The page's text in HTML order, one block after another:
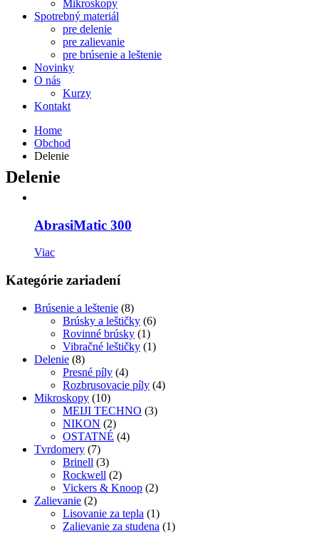
Mikroskopy
Spotrebný materiál
pre delenie
pre zalievanie
pre brúsenie a leštenie
Novinky
O nás
Kurzy
Kontakt
Home
Obchod
Delenie
Delenie
AbrasiMatic 300
Viac
Kategórie zariadení
Brúsenie a leštenie (8)
Brúsky a leštičky (6)
Rovinné brúsky (1)
Vibračné leštičky (1)
Delenie (8)
Presné píly (4)
Rozbrusovacie píly (4)
Mikroskopy (10)
MEIJI TECHNO (3)
NIKON (2)
OSTATNÉ (4)
Tvrdomery (7)
Brinell (3)
Rockwell (2)
Vickers & Knoop (2)
Zalievanie (2)
Lisovanie za tepla (1)
Zalievanie za studena (1)